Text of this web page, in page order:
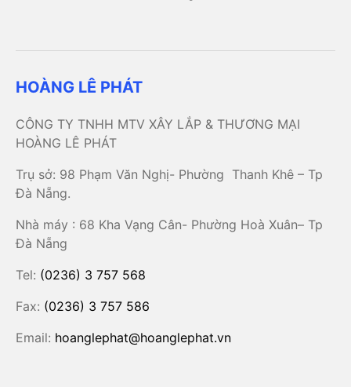
HOÀNG LÊ PHÁT
CÔNG TY TNHH MTV XÂY LẮP & THƯƠNG MẠI
HOÀNG LÊ PHÁT
Trụ sở: 98 Phạm Văn Nghị- Phường Thanh Khê – Tp
Đà Nẵng.
Nhà máy : 68 Kha Vạng Cân- Phường Hoà Xuân– Tp
Đà Nẵng
Tel: (0236) 3 757 568
Fax: (0236) 3 757 586
Email: hoanglephat@hoanglephat.vn